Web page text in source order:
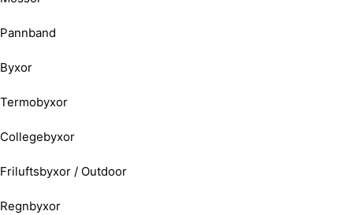
Pannband
Byxor
Termobyxor
Collegebyxor
Friluftsbyxor / Outdoor
Regnbyxor